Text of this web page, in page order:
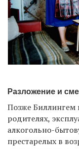
Разложение и
Позже Биллингем
родителях,
алкогольно-
престарелых в